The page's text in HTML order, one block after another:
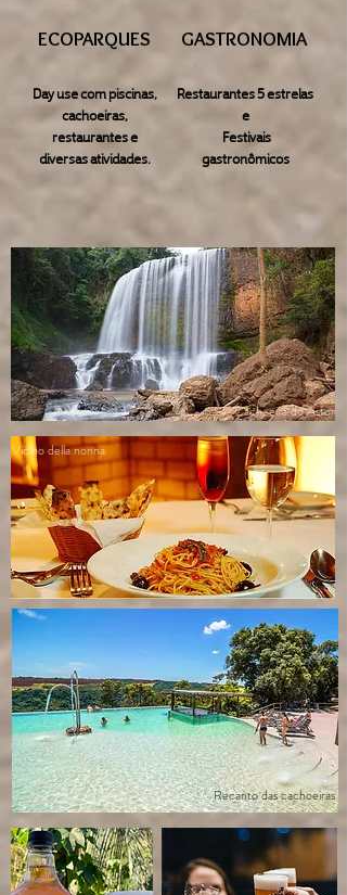
ECOPARQUES
Day use com piscinas,
cachoeiras,
restaurantes e
diversas atividades.
GASTRONOMIA
Restaurantes 5 estrelas
e
Festivais
gastronômicos
Cachoeira do Astor
Vicino della nonna
Recanto das cachoeiras